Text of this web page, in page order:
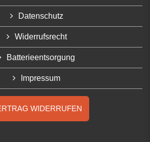
Datenschutz
Widerrufsrecht
Batterieentsorgung
Impressum
WIDERRUFEN